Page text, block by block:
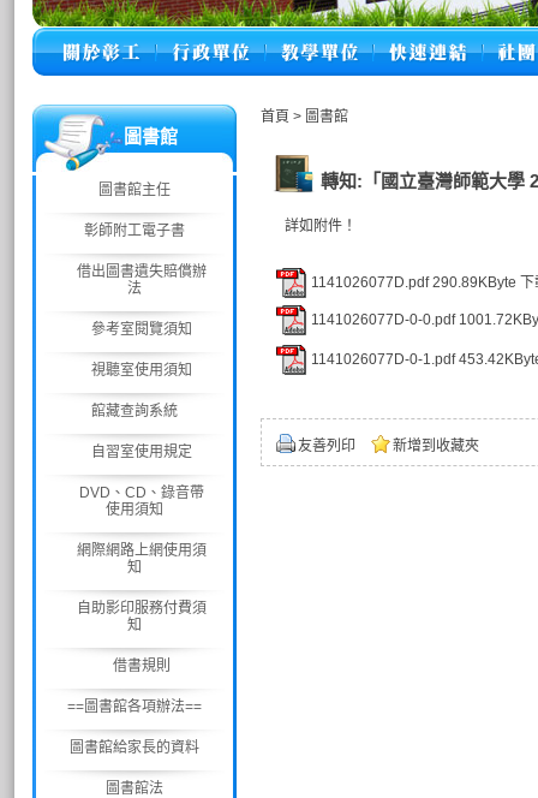
圖書館
圖書館主任
彰師附工電子書
借出圖書遺失賠償辦
法
參考室閱覽須知
視聽室使用須知
館藏查詢系統
自習室使用規定
DVD、CD、錄音帶
使用須知
網際網路上網使用須
知
自助影印服務付費須
知
借書規則
==圖書館各項辦法==
圖書館給家長的資料
圖書館法
首頁 > 圖書館
轉知:「國立臺灣師範大學
詳如附件！
1141026077D.pdf 290.89KByte 下
1141026077D-0-0.pdf
1141026077D-0-1.pdf
友善列印 新增到收藏夾